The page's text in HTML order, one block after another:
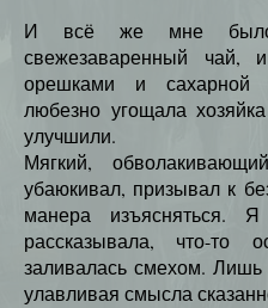
И всё же мне
свежезаваренный чай,
орешками и сахарной
любезно угощала
улучшили.
Мягкий,
убаюкивал, призывал к
манера изъясняться.
рассказывала, что-то
заливалась смехом.
улавливая смысла